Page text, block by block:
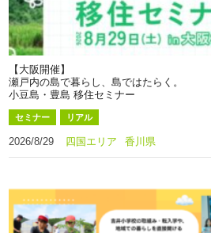
【大阪開催】
瀬戸内の島で暮らし、島ではたらく。
小豆島・豊島 移住セミナー
セミナー リアル
2026/8/29 四国エリア 香川県